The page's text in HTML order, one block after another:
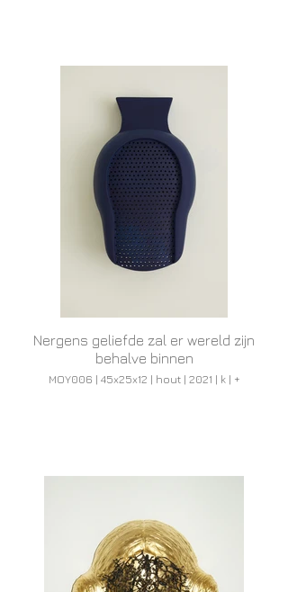
Nergens geliefde zal er wereld zijn
behalve binnen
MOY006 | 45x25x12 | hout | 2021 | k | +